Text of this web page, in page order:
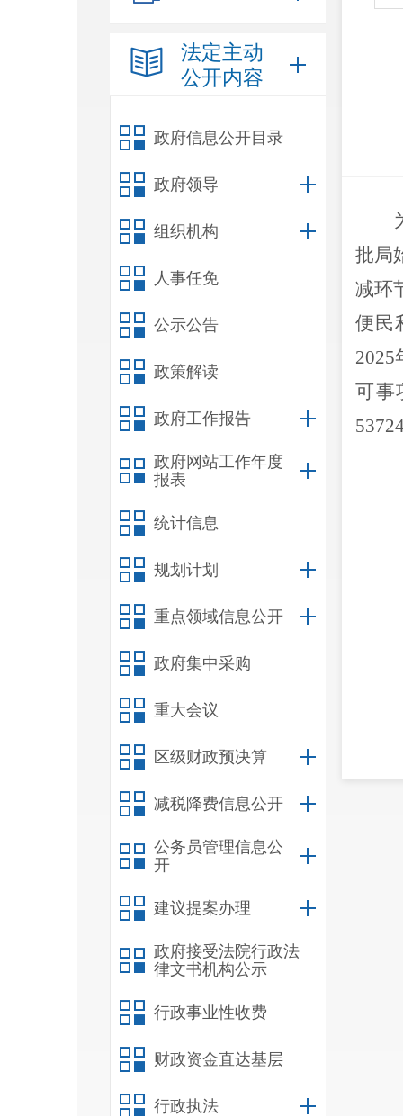
法定主动
公开内容
政府信息公开目录
政府领导
组织机构
人事任免
公示公告
政策解读
政府工作报告
政府网站工作年度
报表
统计信息
规划计划
重点领域信息公开
政府集中采购
重大会议
区级财政预决算
减税降费信息公开
公务员管理信息公
开
建议提案办理
政府接受法院行政法
律文书机构公示
行政事业性收费
财政资金直达基层
行政执法
批局
减环
便民
2025
可事